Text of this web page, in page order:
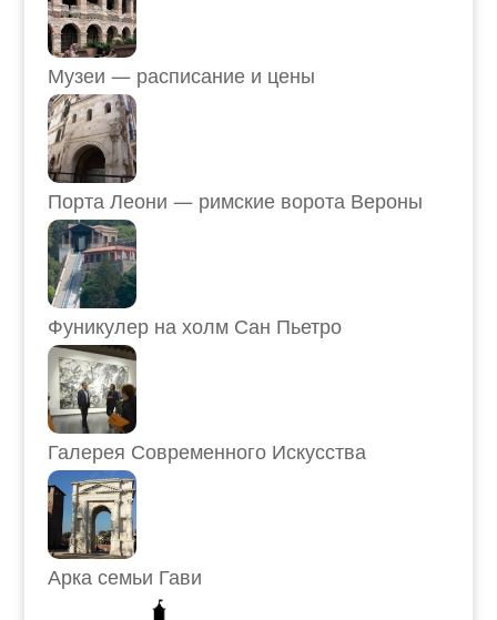
Музеи — расписание и цены
Порта Леони — римские ворота Вероны
Фуникулер на холм Сан Пьетро
Галерея Современного Искусства
Арка семьи Гави